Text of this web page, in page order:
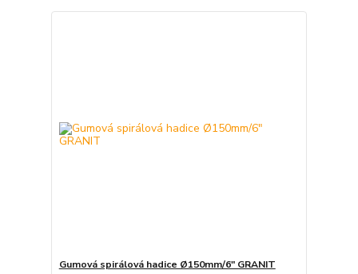
Gumová spirálová hadice Ø150mm/6" GRANIT